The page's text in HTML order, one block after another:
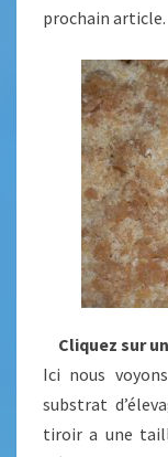
prochain article.
Cliquez sur
Ici nous
substrat
tiroir a une